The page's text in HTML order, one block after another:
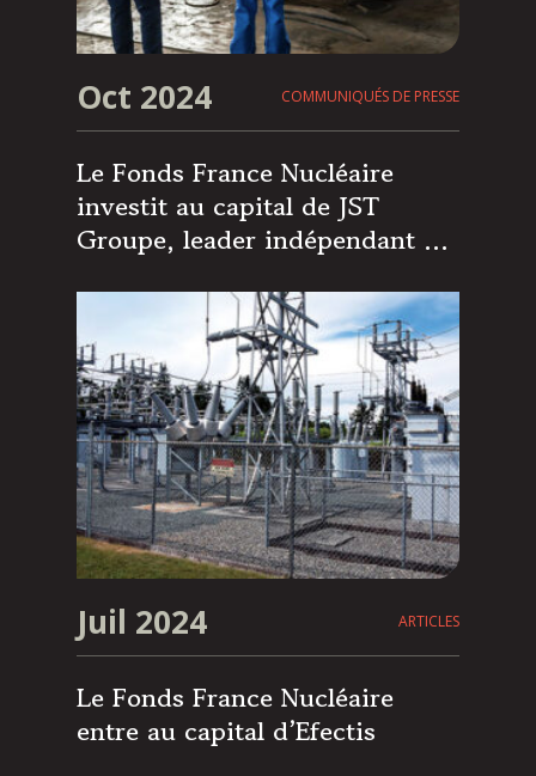
Oct 2024 COMMUNIQUÉS DE PRESSE
Le Fonds France Nucléaire
investit au capital de JST
Groupe, leader indépendant de
transformateurs haute tension
Juil 2024 ARTICLES
Le Fonds France Nucléaire
entre au capital d’Efectis